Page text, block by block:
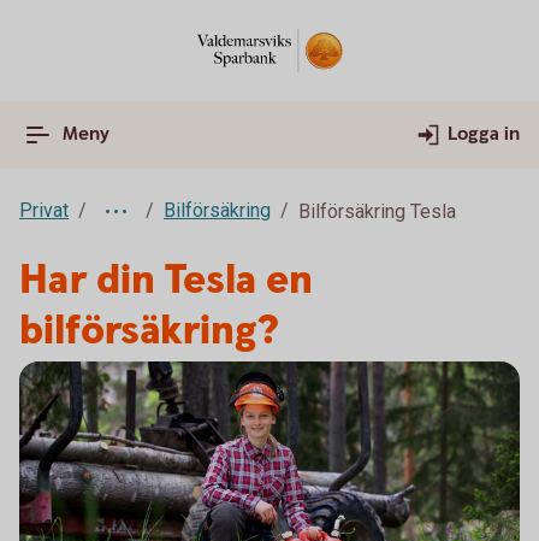
Meny Logga in
Privat Bilförsäkring Bilförsäkring Tesla
Har din Tesla en
bilförsäkring?